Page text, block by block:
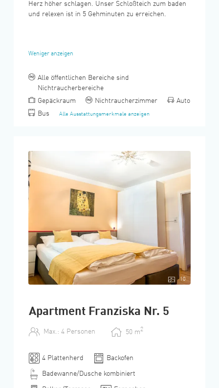
Herz höher schlagen. Unser Schloßteich zum baden
und relexen ist in 5 Gehminuten zu erreichen.
Weniger anzeigen
Alle öffentlichen Bereiche sind
Nichtraucherbereiche
Gepäckraum
Nichtraucherzimmer
Auto
Bus
Alle Ausstattungsmerkmale anzeigen
10
Apartment Franziska Nr. 5
Max.: 4 Personen 50 m2
4 Plattenherd Backofen
Badewanne/Dusche kombiniert